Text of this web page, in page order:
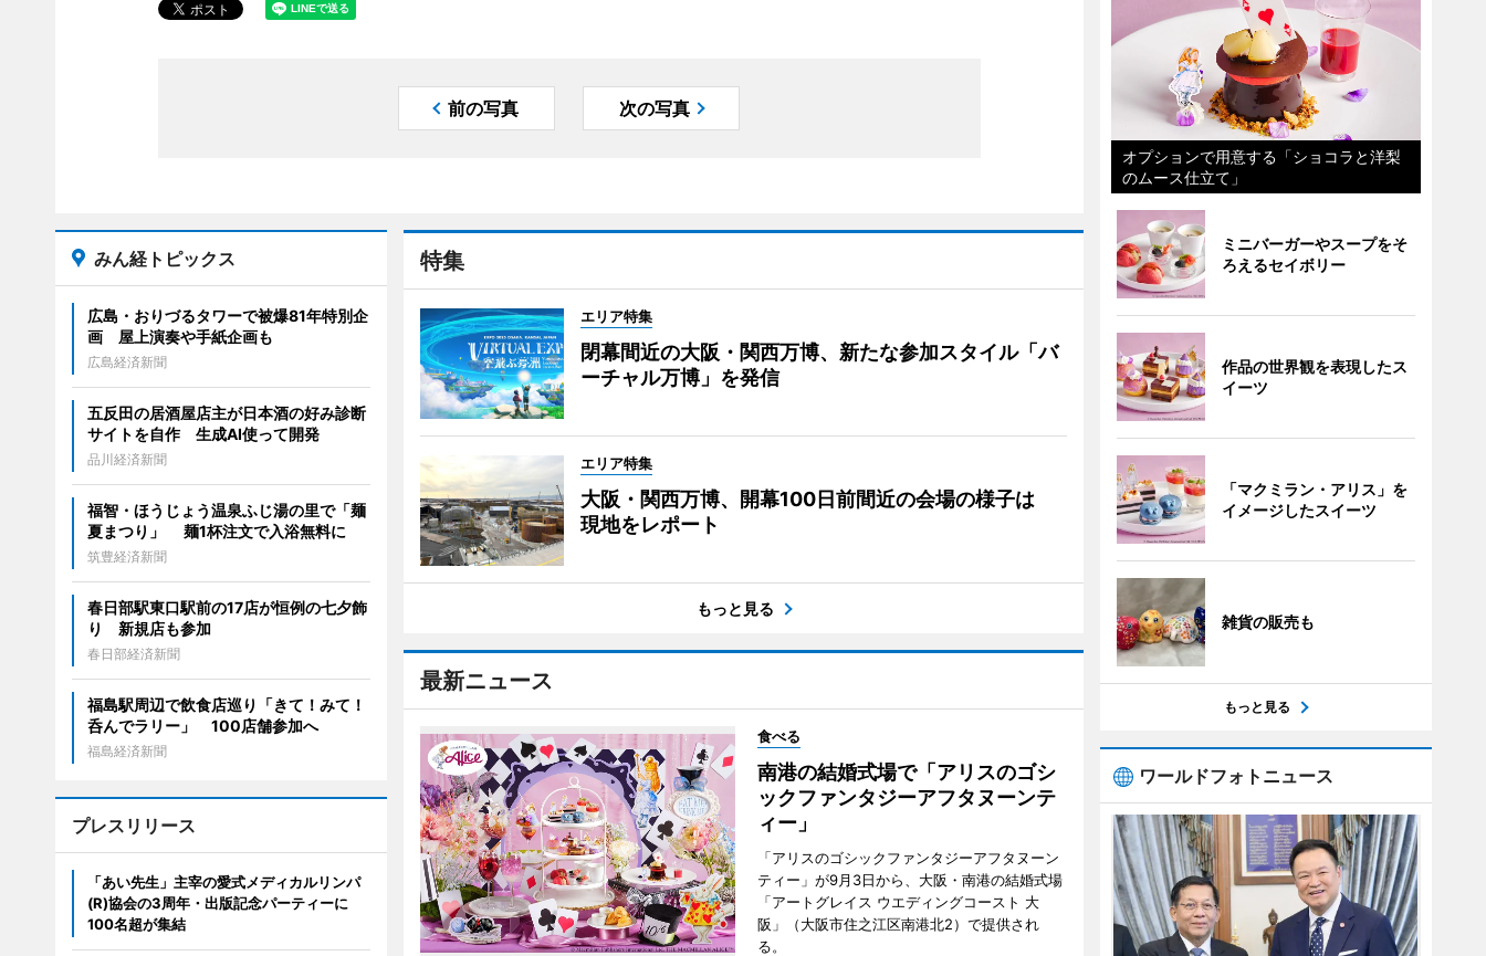
前の写真 次の写真
特集
エリア特集
閉幕間近の大阪・関西万博、新たな参加スタイル「バ
ーチャル万博」を発信
エリア特集
大阪・関西万博、開幕100日前間近の会場の様子は
現地をレポート
もっと見る
最新ニュース
食べる
南港の結婚式場で「アリスのゴシ
ックファンタジーアフタヌーンテ
ィー」
「アリスのゴシックファンタジーアフタヌーン
ティー」が9月3日から、大阪・南港の結婚式場
「アートグレイス ウエディングコースト 大
阪」（大阪市住之江区南港北2）で提供され
る。
みん経トピックス
広島・おりづるタワーで被爆81年特別企
画 屋上演奏や手紙企画も
広島経済新聞
五反田の居酒屋店主が日本酒の好み診断
サイトを自作 生成AI使って開発
品川経済新聞
福智・ほうじょう温泉ふじ湯の里で「麺
夏まつり」 麺1杯注文で入浴無料に
筑豊経済新聞
春日部駅東口駅前の17店が恒例の七夕飾
り 新規店も参加
春日部経済新聞
福島駅周辺で飲食店巡り「きて！みて！
呑んでラリー」 100店舗参加へ
福島経済新聞
プレスリリース
「あい先生」主宰の愛式メディカルリンパ
(R)協会の3周年・出版記念パーティーに
100名超が集結
オプションで用意する「ショコラと洋梨
のムース仕立て」
ミニバーガーやスープをそ
ろえるセイボリー
作品の世界観を表現したス
イーツ
「マクミラン・アリス」を
イメージしたスイーツ
雑貨の販売も
もっと見る
ワールドフォトニュース